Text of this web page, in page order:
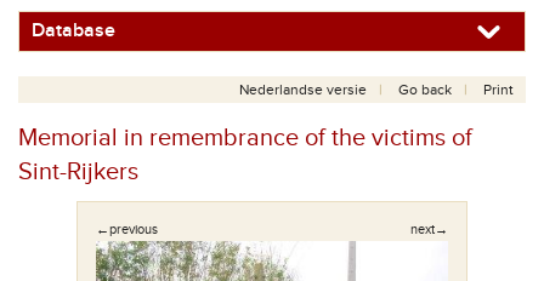
Database
Nederlandse versie Go back Print
Memorial in remembrance of the victims of
Sint-Rijkers
←previous next→